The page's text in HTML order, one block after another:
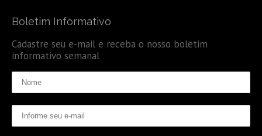
Boletim Informativo
Cadastre seu e-mail e receba o nosso boletim
informativo semanal